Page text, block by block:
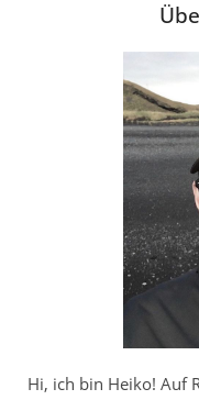
Hi, ich bin Heiko! Auf